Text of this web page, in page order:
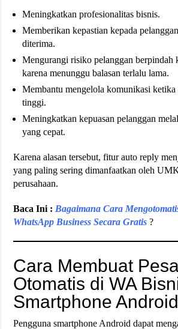
Meningkatkan profesionalitas bisnis.
Memberikan kepastian kepada
diterima.
Mengurangi risiko pelanggan berpindah
karena menunggu balasan terlalu lama.
Membantu mengelola komunikasi ketika
tinggi.
Meningkatkan kepuasan pelanggan
yang cepat.
Karena alasan tersebut, fitur auto reply
yang paling sering dimanfaatkan oleh
perusahaan.
Baca Ini : Bagaimana Cara
WhatsApp Business Secara Gratis ?
Cara Membuat
Otomatis di WA
Smartphone Android
Pengguna smartphone Android dapat